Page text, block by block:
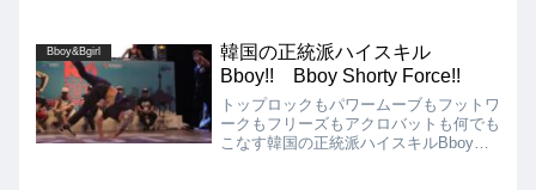
フットワーク、フロアムーブがメインの
Bboyです!!
Bboy&Bgirl
韓国の正統派ハイスキル
Bboy!! Bboy Shorty Force!!
トップロックもパワームーブもフットワ
ークもフリーズもアクロバットも何でも
こなす韓国の正統派ハイスキルBboy、